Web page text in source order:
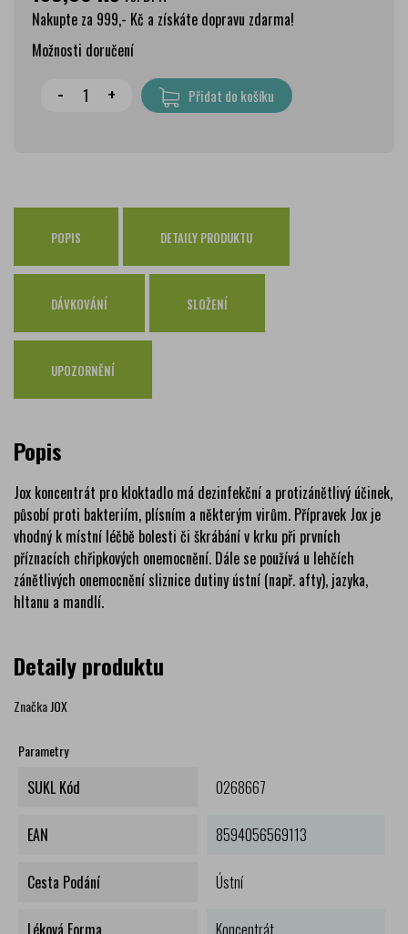
Nakupte za 999,- Kč a získáte dopravu zdarma!
Možnosti doručení
Wolt doprava
zdarma
79 Kč
Osobní odběr Pražákova
zdarma
Osobní odběr Kounicova
Česká pošta
zdarma
PPL
GLS
zdarma
- + Přidat do košíku
POPIS DETAILY PRODUKTU
DÁVKOVÁNÍ SLOŽENÍ
UPOZORNĚNÍ
Popis
Jox koncentrát pro kloktadlo má dezinfekční a protizánětlivý účinek,
působí proti bakteriím, plísním a některým virům. Přípravek Jox je
vhodný k místní léčbě bolesti či škrábání v krku při prvních
příznacích chřipkových onemocnění. Dále se používá u lehčích
zánětlivých onemocnění sliznice dutiny ústní (např. afty), jazyka,
hltanu a mandlí.
Detaily produktu
ZnačkaJOX
Parametry
SUKL Kód 0268667
EAN 8594056569113
Cesta Podání Ústní
Léková Forma Koncentrát